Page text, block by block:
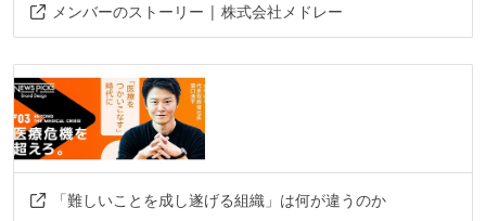
メンバーのストーリー | 株式会社メドレー
「難しいことを成し遂げる組織」は何が違うのか